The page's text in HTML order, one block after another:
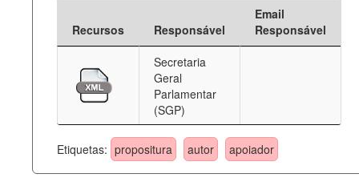
Deputados Estaduais
Administração
Agenda
Perguntas frequentes
Recursos Responsável
Email
Responsável
Secretaria
Geral
Parlamentar
(SGP)
Etiquetas: propositura autor apoiador